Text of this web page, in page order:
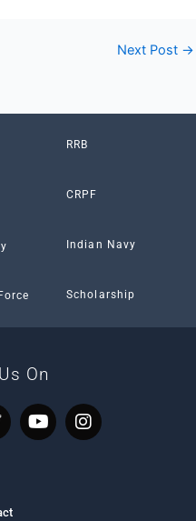
Next Post →
RRB
CRPF
Indian Navy
Scholarship
On
Y
o
I
n